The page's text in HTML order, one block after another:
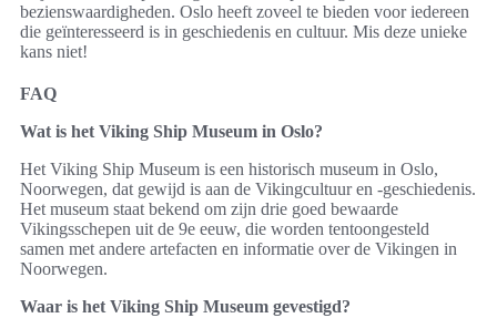
bezienswaardigheden. Oslo heeft zoveel te bieden voor iedereen
die geïnteresseerd is in geschiedenis en cultuur. Mis deze unieke
kans niet!
FAQ
Wat is het Viking Ship Museum in Oslo?
Het Viking Ship Museum is een historisch museum in Oslo,
Noorwegen, dat gewijd is aan de Vikingcultuur en -geschiedenis.
Het museum staat bekend om zijn drie goed bewaarde
Vikingsschepen uit de 9e eeuw, die worden tentoongesteld
samen met andere artefacten en informatie over de Vikingen in
Noorwegen.
Waar is het Viking Ship Museum gevestigd?